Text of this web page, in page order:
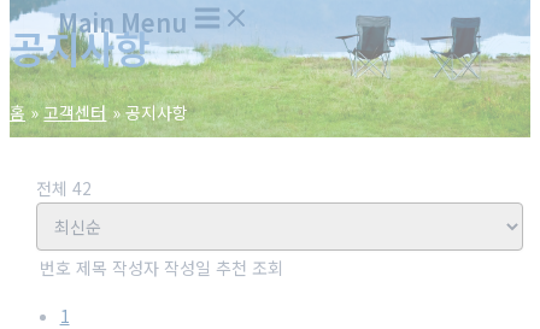
Main Menu
공지사항
홈 고객센터 공지사항
전체 42
번호 제목 작성자 작성일 추천 조회
1